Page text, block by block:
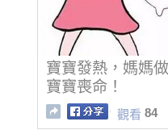
寶寶發熱，媽媽
寶寶喪命！
觀看 84